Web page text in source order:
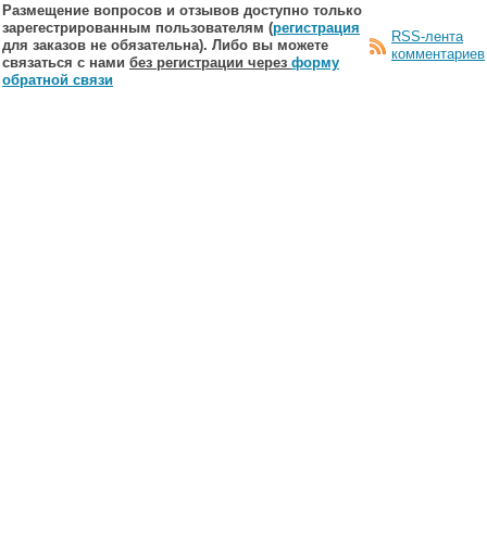
Размещение вопросов и отзывов доступно только
зарегестрированным пользователям (регистрация
для заказов не обязательна). Либо вы можете
связаться с нами без регистрации через форму
обратной связи
RSS-лента
комментариев